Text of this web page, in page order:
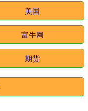
美国
富牛网
期货